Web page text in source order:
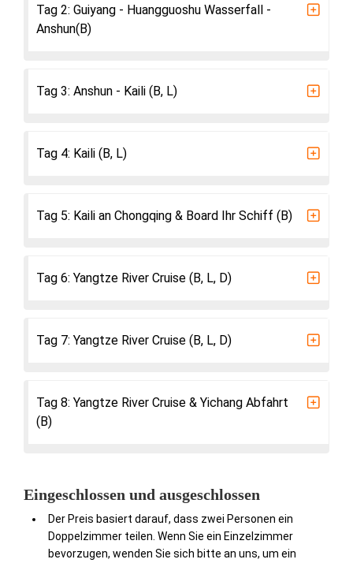
Tag 2: Guiyang - Huangguoshu Wasserfall -
Anshun(B)
Tag 3: Anshun - Kaili (B, L)
Tag 4: Kaili (B, L)
Tag 5: Kaili an Chongqing & Board Ihr Schiff (B)
Tag 6: Yangtze River Cruise (B, L, D)
Tag 7: Yangtze River Cruise (B, L, D)
Tag 8: Yangtze River Cruise & Yichang Abfahrt
(B)
Eingeschlossen und ausgeschlossen
Der Preis basiert darauf, dass zwei Personen ein
Doppelzimmer teilen. Wenn Sie ein Einzelzimmer
bevorzugen, wenden Sie sich bitte an uns, um ein